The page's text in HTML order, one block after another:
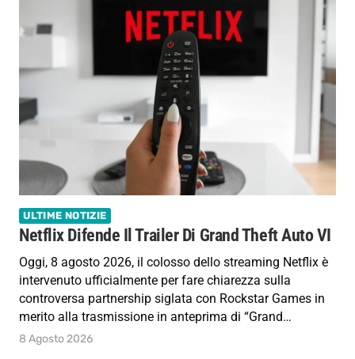
ULTIME NOTIZIE
Netflix Difende Il Trailer Di Grand Theft Auto VI
Oggi, 8 agosto 2026, il colosso dello streaming Netflix è
intervenuto ufficialmente per fare chiarezza sulla
controversa partnership siglata con Rockstar Games in
merito alla trasmissione in anteprima di “Grand…
8 Agosto 2026